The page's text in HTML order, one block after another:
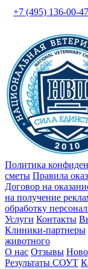
+7 (495) 136-00-47
Политика
сметы Правила
Договор на
на получение
обработку
Услуги Контакты
Клиники-партнеры
животного
О нас Отзывы
Результаты СОУТ